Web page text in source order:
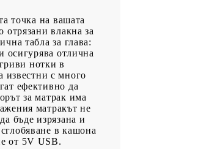
точка на вашата
влакна за
табла за глава:
осигурява отлична
нотки в
с много
ефективно да
за матрак има
матракът не
бъде изрязана и
в кашона
от 5V USB.